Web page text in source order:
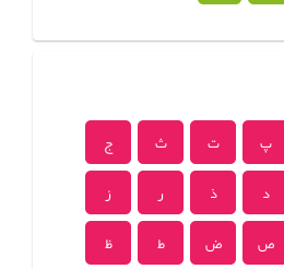
پ ت ث
ج
د ذ ر
ز
ص ض ط
ظ